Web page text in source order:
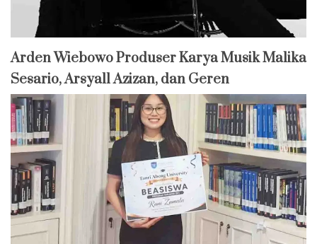
Arden Wiebowo Produser Karya Musik Malika
Sesario, Arsyall Azizan, dan Geren